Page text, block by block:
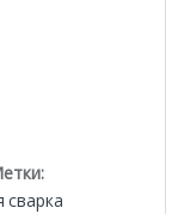
сварка